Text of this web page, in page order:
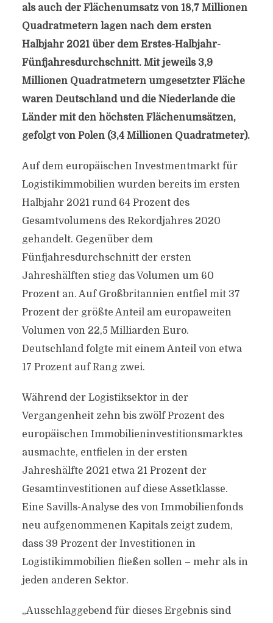
als auch der Flächenumsatz von 18,7 Millionen
Quadratmetern lagen nach dem ersten
Halbjahr 2021 über dem Erstes-Halbjahr-
Fünfjahresdurchschnitt. Mit jeweils 3,9
Millionen Quadratmetern umgesetzter Fläche
waren Deutschland und die Niederlande die
Länder mit den höchsten Flächenumsätzen,
gefolgt von Polen (3,4 Millionen Quadratmeter).
Auf dem europäischen Investmentmarkt für
Logistikimmobilien wurden bereits im ersten
Halbjahr 2021 rund 64 Prozent des
Gesamtvolumens des Rekordjahres 2020
gehandelt. Gegenüber dem
Fünfjahresdurchschnitt der ersten
Jahreshälften stieg das Volumen um 60
Prozent an. Auf Großbritannien entfiel mit 37
Prozent der größte Anteil am europaweiten
Volumen von 22,5 Milliarden Euro.
Deutschland folgte mit einem Anteil von etwa
17 Prozent auf Rang zwei.
Während der Logistiksektor in der
Vergangenheit zehn bis zwölf Prozent des
europäischen Immobilieninvestitionsmarktes
ausmachte, entfielen in der ersten
Jahreshälfte 2021 etwa 21 Prozent der
Gesamtinvestitionen auf diese Assetklasse.
Eine Savills-Analyse des von Immobilienfonds
neu aufgenommenen Kapitals zeigt zudem,
dass 39 Prozent der Investitionen in
Logistikimmobilien fließen sollen – mehr als in
jeden anderen Sektor.
„Ausschlaggebend für dieses Ergebnis sind